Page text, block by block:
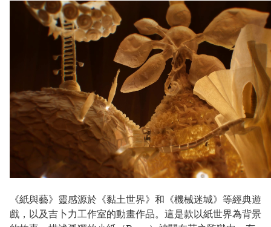
《紙與藝》靈感源於《黏土世界》和《機械迷城》等經典遊
戲，以及吉卜力工作室的動畫作品。這是款以紙世界為背景